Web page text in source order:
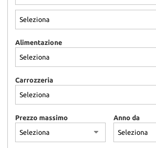
Alimentazione
Carrozzeria
Prezzo massimo Anno da
tracciamento
adottiamo
offrire
funzionalità
svolgere
seguito
descritte.
Per